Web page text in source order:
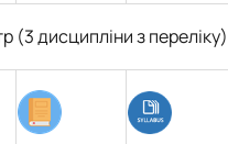
(3 дисципліни з переліку)